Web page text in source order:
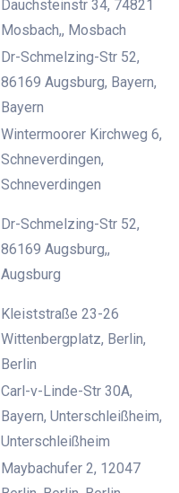
Dauchsteinstr 34, 74821
Mosbach,, Mosbach
Dr-Schmelzing-Str 52,
86169 Augsburg, Bayern,
Bayern
Wintermoorer Kirchweg 6,
Schneverdingen,
Schneverdingen
Dr-Schmelzing-Str 52,
86169 Augsburg,,
Augsburg
Kleiststraße 23-26
Wittenbergplatz, Berlin,
Berlin
Carl-v-Linde-Str 30A,
Bayern, Unterschleißheim,
Unterschleißheim
Maybachufer 2, 12047